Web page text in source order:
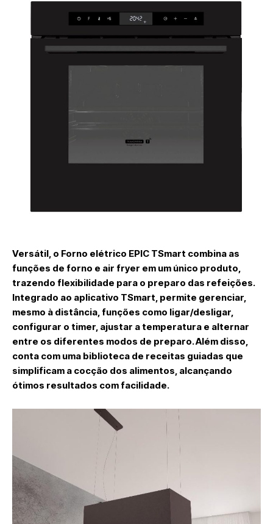
Versátil, o Forno elétrico EPIC TSmart combina as
funções de forno e air fryer em um único produto,
trazendo flexibilidade para o preparo das refeições.
Integrado ao aplicativo TSmart, permite gerenciar,
mesmo à distância, funções como ligar/desligar,
configurar o timer, ajustar a temperatura e alternar
entre os diferentes modos de preparo. Além disso,
conta com uma biblioteca de receitas guiadas que
simplificam a cocção dos alimentos, alcançando
ótimos resultados com facilidade.